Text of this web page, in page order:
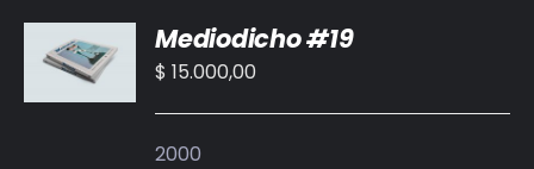
AL
CARRITO
/
Mediodicho #19
$ 15.000,00
2000